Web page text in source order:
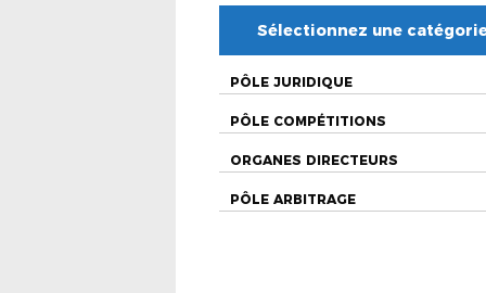
Sélectionnez une
PÔLE JURIDIQUE
PÔLE COMPÉTITIONS
ORGANES DIRECTEURS
PÔLE ARBITRAGE